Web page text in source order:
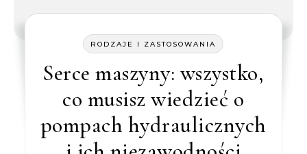
RODZAJE I ZASTOSOWANIA
Serce maszyny: wszystko,
co musisz wiedzieć o
pompach hydraulicznych